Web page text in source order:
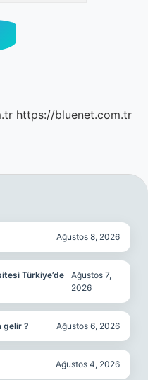
https://bluenet.com.tr
Ağustos 8, 2026
Türkiye’de
Ağustos 7,
2026
gelir ? Ağustos 6, 2026
Ağustos 4, 2026